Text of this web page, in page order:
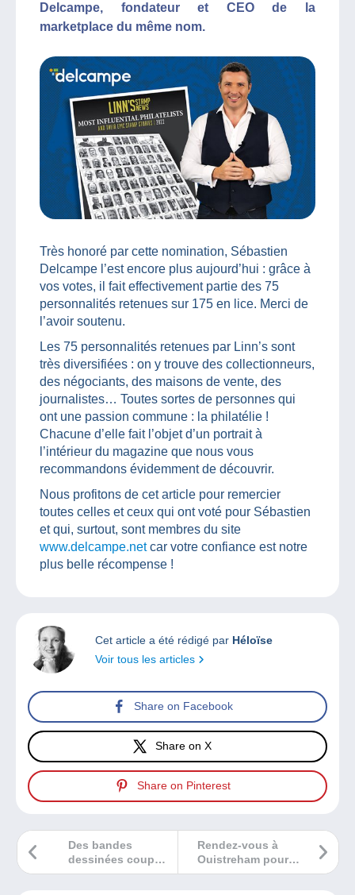
Delcampe, fondateur et CEO de la
marketplace du même nom.
Très honoré par cette nomination, Sébastien
Delcampe l’est encore plus aujourd’hui : grâce à
vos votes, il fait effectivement partie des 75
personnalités retenues sur 175 en lice. Merci de
l’avoir soutenu.
Les 75 personnalités retenues par Linn’s sont
très diversifiées : on y trouve des collectionneurs,
des négociants, des maisons de vente, des
journalistes… Toutes sortes de personnes qui
ont une passion commune : la philatélie !
Chacune d’elle fait l’objet d’un portrait à
l’intérieur du magazine que nous vous
recommandons évidemment de découvrir.
Nous profitons de cet article pour remercier
toutes celles et ceux qui ont voté pour Sébastien
et qui, surtout, sont membres du site
www.delcampe.netcar votre confiance est notre
plus belle récompense !
Cet article a été rédigé par Héloïse
Voir tous les articles
Share on Facebook
Share on X
Share on Pinterest
Rendez-vous à
Ouistreham pour
le 17ème Salon
Des bandes
dessinées coups
de coeur ?